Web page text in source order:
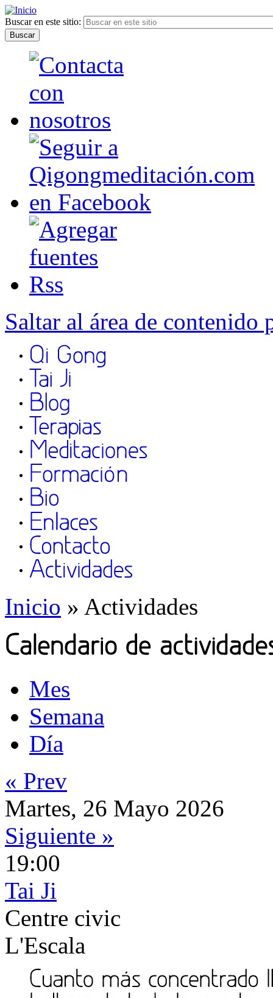
Buscar en este sitio:
Saltar al área de contenido
Inicio » Actividades
Mes
Semana
Día
« Prev
Martes, 26 Mayo 2026
Siguiente »
19:00
Tai Ji
Centre civic
L'Escala